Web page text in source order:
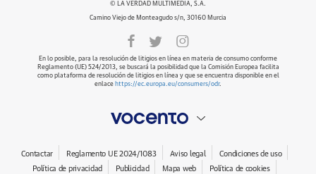
© LA VERDAD MULTIMEDIA, S.A.
Camino Viejo de Monteagudo s/n, 30160 Murcia
En lo posible, para la resolución de litigios en línea en materia de consumo conforme
Reglamento (UE) 524/2013, se buscará la posibilidad que la Comisión Europea facilita
como plataforma de resolución de litigios en línea y que se encuentra disponible en el
enlace https://ec.europa.eu/consumers/odr.
Contactar Reglamento UE 2024/1083 Aviso legal
Condiciones de uso
Política de privacidad
Publicidad Mapa web Política de cookies